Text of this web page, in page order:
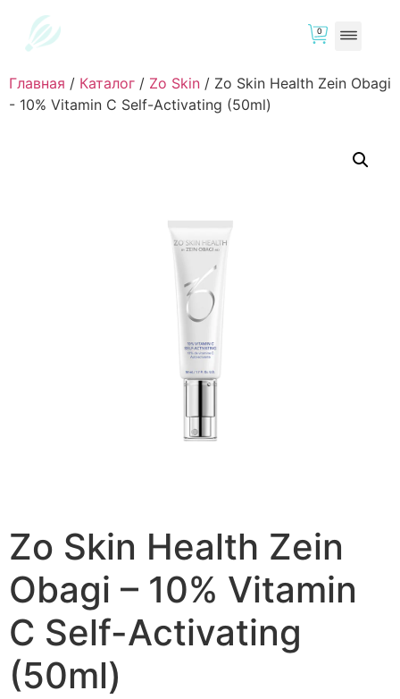
0
Главная / Каталог / Zo Skin / Zo Skin Health Zein Obagi
- 10% Vitamin C Self-Activating (50ml)
Zo Skin Health Zein
Obagi – 10% Vitamin
C Self-Activating
(50ml)